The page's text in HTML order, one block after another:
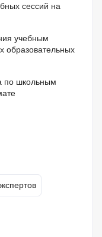
сессий на
учебным
образовательных
по школьным